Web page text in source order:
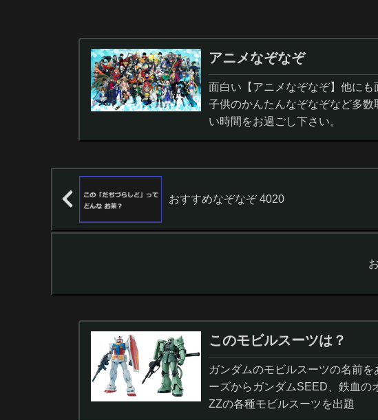
アニメなぞなぞ
面白い【アニメなぞなぞ】他にも
子供のかんたんなぞなぞなど多
い時間をお過ごし下さい。
おすすめなぞなぞ 4020
このモビルスーツは？
ガンダムのモビルスーツの名前
ーズからガンダムSEED、鉄血の
ZZの各種モビルスーツを出題